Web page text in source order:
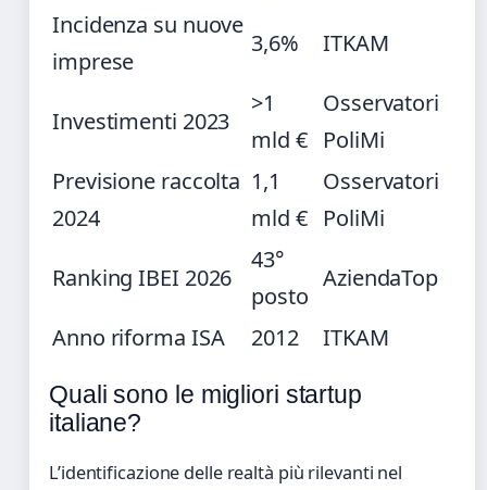
Incidenza su nuove
imprese
3,6% ITKAM
Investimenti 2023
>1
mld €
Osservatori
PoliMi
Previsione raccolta
2024
1,1
mld €
Osservatori
PoliMi
Ranking IBEI 2026
43°
posto
AziendaTop
Anno riforma ISA 2012 ITKAM
Quali sono le migliori startup
italiane?
L’identificazione delle realtà più rilevanti nel